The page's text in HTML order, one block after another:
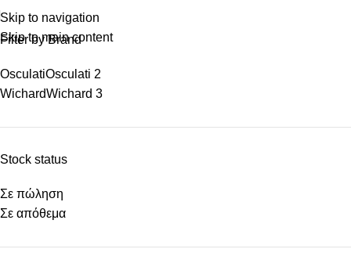
Skip to navigation
Skip to main content
Filter by Brand
OsculatiOsculati 2
WichardWichard 3
Stock status
Σε πώληση
Σε απόθεμα